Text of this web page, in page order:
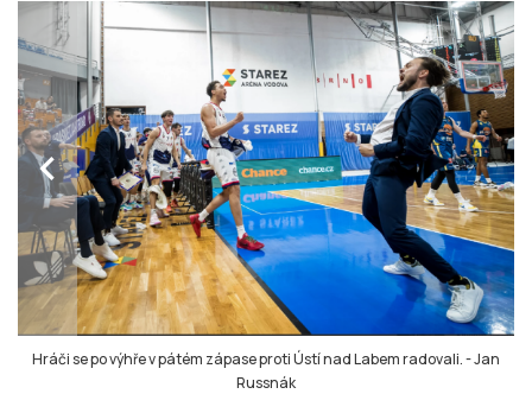
chevron_left
Hráči se po výhře v pátém zápase proti Ústí nad Labem radovali.-Jan
Russnák